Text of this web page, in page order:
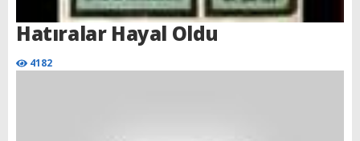
Hatıralar Hayal Oldu
4182